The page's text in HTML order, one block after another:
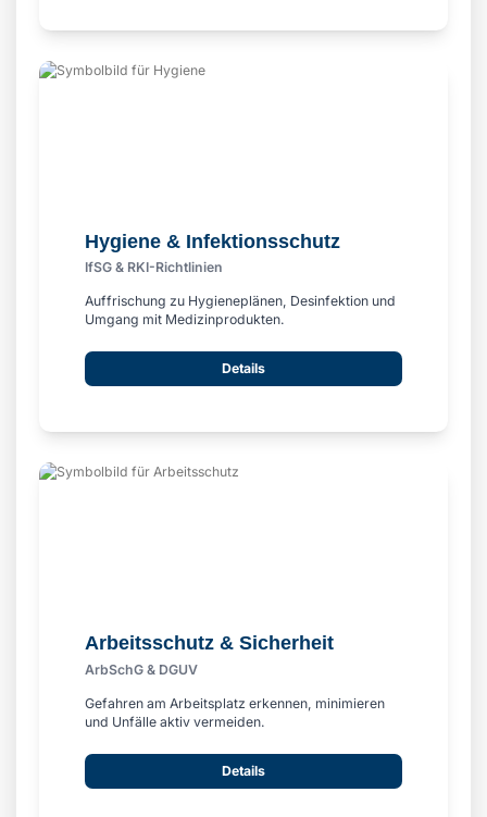
Hygiene & Infektionsschutz
IfSG & RKI-Richtlinien
Auffrischung zu Hygieneplänen, Desinfektion und
Umgang mit Medizinprodukten.
Details
Arbeitsschutz & Sicherheit
ArbSchG & DGUV
Gefahren am Arbeitsplatz erkennen, minimieren
und Unfälle aktiv vermeiden.
Details